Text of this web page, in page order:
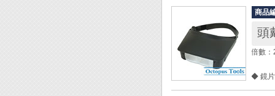
商品
頭
倍數
◆ 鏡
◆ 內部